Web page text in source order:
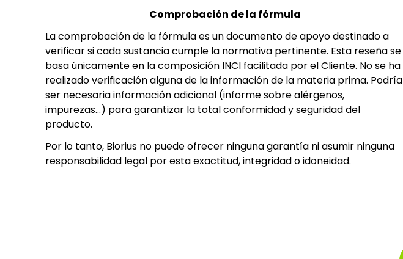
Comprobación de la fórmula
La comprobación de la fórmula es un documento de apoyo destinado a
verificar si cada sustancia cumple la normativa pertinente. Esta reseña se
basa únicamente en la composición INCI facilitada por el Cliente. No se ha
realizado verificación alguna de la información de la materia prima. Podría
ser necesaria información adicional (informe sobre alérgenos,
impurezas…) para garantizar la total conformidad y seguridad del
producto.
Por lo tanto, Biorius no puede ofrecer ninguna garantía ni asumir ninguna
responsabilidad legal por esta exactitud, integridad o idoneidad.